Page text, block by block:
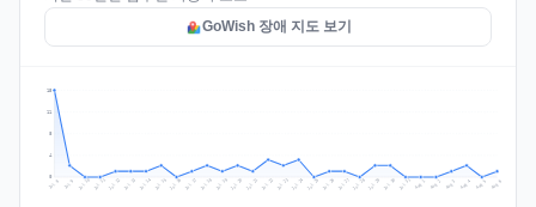
GoWish 장애 지도 보기
4
8
11
15
Jul 8 Jul 9 Jul 10 Jul 11 Jul 12 Jul 13 Jul 14 Jul 15 Jul 16 Jul 17 Jul 18 Jul 19 Jul 20 Jul 21 Jul 22 Jul 23 Jul 24 Jul 25 Jul 26 Jul 27 Jul 28 Jul 29 Jul 30 Jul 31 Aug 1 Aug 2 Aug 3 Aug 4 Aug 5 Aug 6